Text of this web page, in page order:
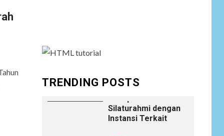
TRENDING POSTS
9
Laksanakan
Anjangsana Untuk
Silaturahmi dengan
Instansi Terkait